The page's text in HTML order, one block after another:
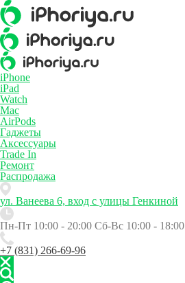
iPhone
iPad
Watch
Mac
AirPods
Гаджеты
Аксессуары
Trade In
Ремонт
Распродажа
ул. Ванеева 6, вход с улицы Генкиной
Пн-Пт 10:00 - 20:00 Сб-Вс 10:00 - 18:00
+7 (831) 266-69-96